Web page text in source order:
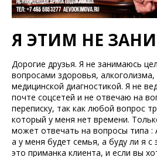
Я ЭТИМ НЕ
Дорогие друзья. Я не занимаюсь
вопросами здоровья,
медицинской диагностикой. Я не
почте соцсетей и не отвечаю на
переписку, так как любой вопрос
который у меня нет времени.
может отвечать на вопросы типа :
а у меня будет семья, а буду ли я с
это приманка клиента, и если вы